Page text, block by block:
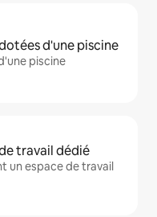
d'une piscine
piscine
travail dédié
un espace de travail